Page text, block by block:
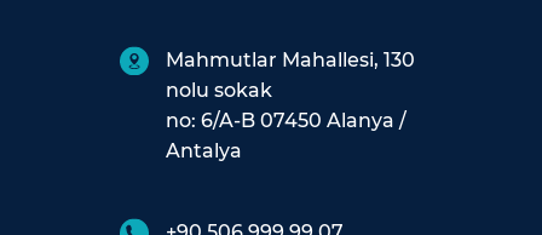
Mahmutlar Mahallesi, 130
nolu sokak
no: 6/A-B 07450 Alanya /
Antalya